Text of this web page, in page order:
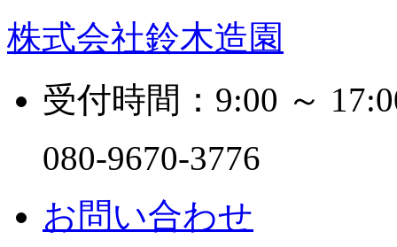
株式会社鈴木造園
受付時間：9:00 ～
080-9670-3776
お問い合わせ